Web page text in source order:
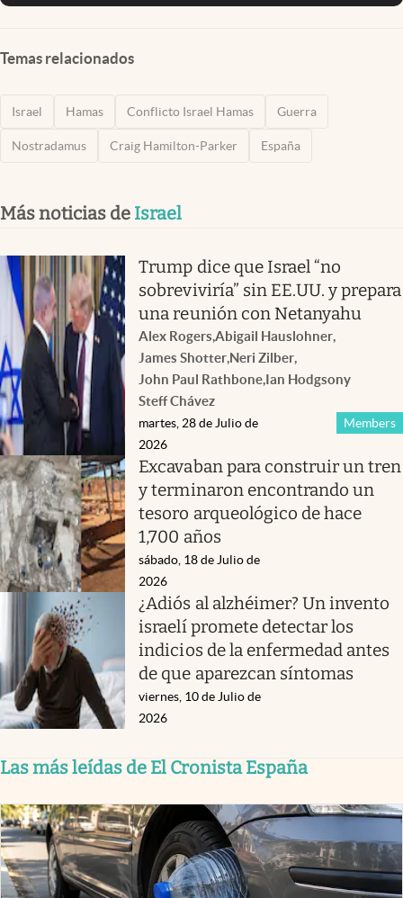
Temas relacionados
Israel Hamas Conflicto Israel Hamas Guerra
Nostradamus Craig Hamilton-Parker España
Más noticias de Israel
Trump dice que Israel “no
sobreviviría” sin EE.UU. y prepara
una reunión con Netanyahu
Alex Rogers,Abigail Hauslohner,
James Shotter,Neri Zilber,
John Paul Rathbone,Ian Hodgsony
Steff Chávez
Members
martes, 28 de Julio de
2026
Excavaban para construir un tren
y terminaron encontrando un
tesoro arqueológico de hace
1,700 años
sábado, 18 de Julio de
2026
¿Adiós al alzhéimer? Un invento
israelí promete detectar los
indicios de la enfermedad antes
de que aparezcan síntomas
viernes, 10 de Julio de
2026
Las más leídas de El Cronista España